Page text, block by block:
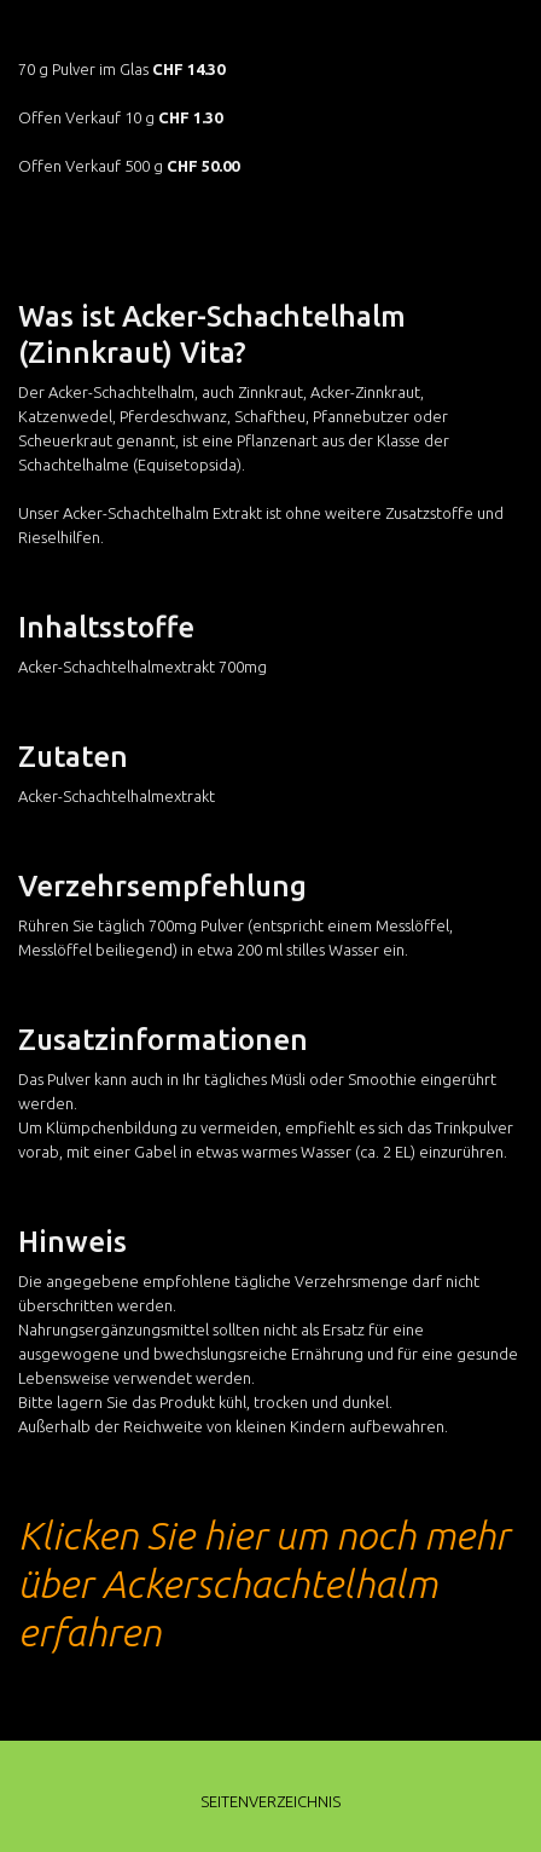
70 g Pulver im Glas CHF 14.30
Offen Verkauf 10 g CHF 1.30
Offen Verkauf 500 g CHF 50.00
Was ist Acker-Schachtelhalm
(Zinnkraut) Vita?
Der Acker-Schachtelhalm, auch Zinnkraut, Acker-Zinnkraut,
Katzenwedel, Pferdeschwanz, Schaftheu, Pfannebutzer oder
Scheuerkraut genannt, ist eine Pflanzenart aus der Klasse der
Schachtelhalme (Equisetopsida).
Unser Acker-Schachtelhalm Extrakt ist ohne weitere Zusatzstoffe und
Rieselhilfen.
Inhaltsstoffe
Acker-Schachtelhalmextrakt 700mg
Zutaten
Acker-Schachtelhalmextrakt
Verzehrsempfehlung
Rühren Sie täglich 700mg Pulver (entspricht einem Messlöffel,
Messlöffel beiliegend) in etwa 200 ml stilles Wasser ein.
Zusatzinformationen
Das Pulver kann auch in Ihr tägliches Müsli oder Smoothie eingerührt
werden.
Um Klümpchenbildung zu vermeiden, empfiehlt es sich das Trinkpulver
vorab, mit einer Gabel in etwas warmes Wasser (ca. 2 EL) einzurühren.
Hinweis
Die angegebene empfohlene tägliche Verzehrsmenge darf nicht
überschritten werden.
Nahrungsergänzungsmittel sollten nicht als Ersatz für eine
ausgewogene und bwechslungsreiche Ernährung und für eine gesunde
Lebensweise verwendet werden.
Bitte lagern Sie das Produkt kühl, trocken und dunkel.
Außerhalb der Reichweite von kleinen Kindern aufbewahren.
Klicken Sie hier um noch mehr
über Ackerschachtelhalm
erfahren
SEITENVERZEICHNIS